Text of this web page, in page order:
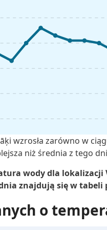
wzrosła zarówno w
niż średnia z tego
wody dla lokalizacji
znajdują się w tabeli
o